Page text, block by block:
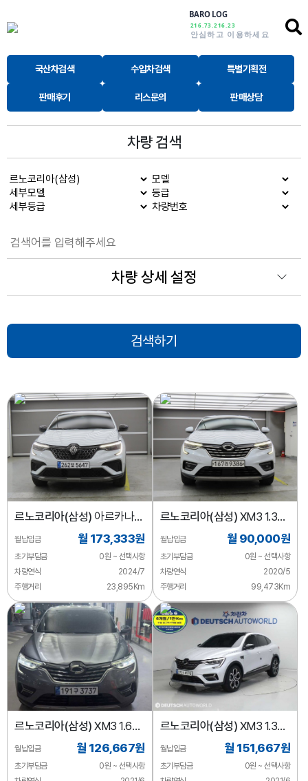
국산차검색 수입차검색 특별기획전
판매후기 리스문의 판매상담
차량 검색
차량 상세 설정
르노코리아(삼성) 아르카나
1.6 GTe E-TECH 테크노
월납입금 월 173,333원
초기부담금
0원 ~ 선택사항
차량연식
2024/7
주행거리
23,895Km
르노코리아(삼성) XM3 1.3
TCe RE
월납입금 월 90,000원
초기부담금
0원 ~ 선택사항
차량연식
2020/5
주행거리
99,473Km
르노코리아(삼성) XM3 1.6
GTe LE
월납입금 월 126,667원
초기부담금
0원 ~ 선택사항
르노코리아(삼성) XM3 1.3
TCe RE 시그니처
월납입금 월 151,667원
초기부담금
0원 ~ 선택사항
BARO LOG
216.73.216.23
안심하고 이용하세요